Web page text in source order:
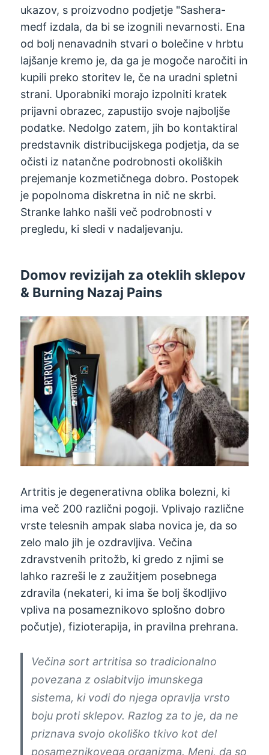
ukazov, s proizvodno podjetje "Sashera-
medf izdala, da bi se izognili nevarnosti. Ena
od bolj nenavadnih stvari o bolečine v hrbtu
lajšanje kremo je, da ga je mogoče naročiti in
kupili preko storitev le, če na uradni spletni
strani. Uporabniki morajo izpolniti kratek
prijavni obrazec, zapustijo svoje najboljše
podatke. Nedolgo zatem, jih bo kontaktiral
predstavnik distribucijskega podjetja, da se
očisti iz natančne podrobnosti okoliških
prejemanje kozmetičnega dobro. Postopek
je popolnoma diskretna in nič ne skrbi.
Stranke lahko našli več podrobnosti v
pregledu, ki sledi v nadaljevanju.
Domov revizijah za oteklih sklepov
& Burning Nazaj Pains
Artritis je degenerativna oblika bolezni, ki
ima več 200 različni pogoji. Vplivajo različne
vrste telesnih ampak slaba novica je, da so
zelo malo jih je ozdravljiva. Večina
zdravstvenih pritožb, ki gredo z njimi se
lahko razreši le z zaužitjem posebnega
zdravila (nekateri, ki ima še bolj škodljivo
vpliva na posameznikovo splošno dobro
počutje), fizioterapija, in pravilna prehrana.
Večina sort artritisa so tradicionalno
povezana z oslabitvijo imunskega
sistema, ki vodi do njega opravlja vrsto
boju proti sklepov. Razlog za to je, da ne
priznava svojo okoliško tkivo kot del
posameznikovega organizma. Meni, da so